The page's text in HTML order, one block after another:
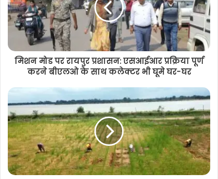
मिशन मोड पर रायपुर प्रशासन: एसआईआर प्रक्रिया पूर्ण
करने बीएलओ के साथ कलेक्टर भी घूमे घर-घर